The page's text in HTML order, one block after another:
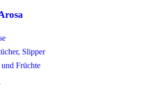
Slipper
Früchte